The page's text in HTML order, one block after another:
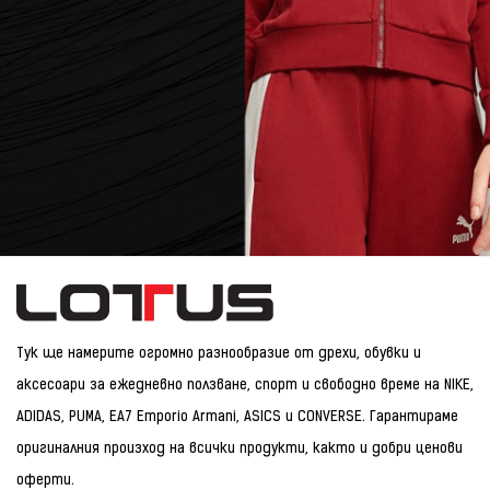
Тук ще намерите огромно разнообразие от дрехи, обувки и
аксесоари за ежедневно ползване, спорт и свободно време на NIKE,
ADIDAS, PUMA, EA7 Emporio Armani, ASICS и CONVERSE. Гарантираме
оригиналния произход на всички продукти, както и добри ценови
оферти.